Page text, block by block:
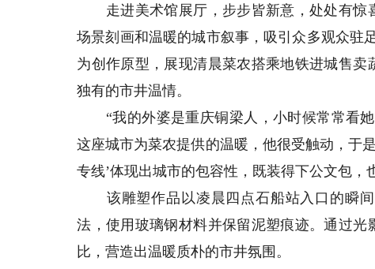
走进美术馆展厅，步步皆新意，处处有惊
场景刻画和温暖的城市叙事，吸引众多观众驻
为创作原型，展现清晨菜农搭乘地铁进城售
独有的市井温情。
“我的外婆是重庆铜梁人，小时候常常看她
这座城市为菜农提供的温暖，他很受触动，于
专线’体现出城市的包容性，既装得下公文包，
该雕塑作品以凌晨四点石船站入口的瞬间
法，使用玻璃钢材料并保留泥塑痕迹。通过
比，营造出温暖质朴的市井氛围。